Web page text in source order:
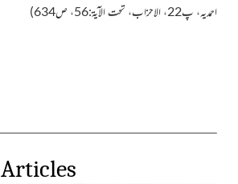
احمدیہ، پ22، الاحزاب، تحت الآیۃ:56، ص634)
Articles